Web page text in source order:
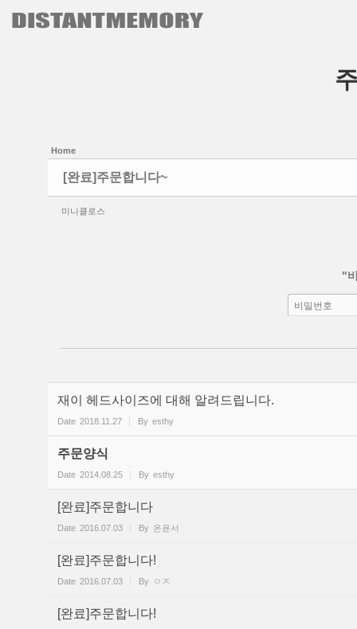
본문으로 바로가기
Home
[완료]주문합니다~
미니클로스
"
비밀번호
재이 헤드사이즈에 대해 알려드립니다.
Date 2018.11.27 By esthy
주문양식
Date 2014.08.25 By esthy
[완료]주문합니다
Date 2016.07.03 By 온윤서
[완료]주문합니다!
Date 2016.07.03 By ㅇㅈ
[완료]주문합니다!
Sketchbook5, 스케치북5